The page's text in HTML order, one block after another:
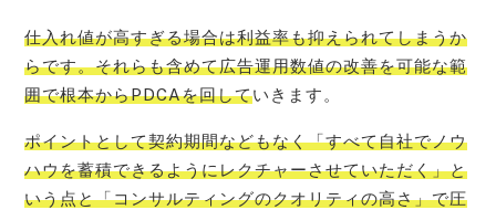
仕入れ値が高すぎる場合は利益率も抑えられてしまうか
らです。それらも含めて広告運用数値の改善を可能な範
囲で根本からPDCAを回していきます。
ポイントとして契約期間などもなく「すべて自社でノウ
ハウを蓄積できるようにレクチャーさせていただく」と
いう点と「コンサルティングのクオリティの高さ」で圧